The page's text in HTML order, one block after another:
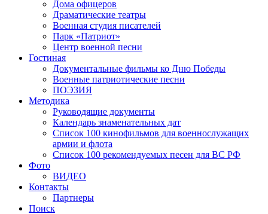
Дома офицеров
Драматические театры
Военная студия писателей
Парк «Патриот»
Центр военной песни
Гостиная
Документальные фильмы ко Дню Победы
Военные патриотические песни
ПОЭЗИЯ
Методика
Руководящие документы
Календарь знаменательных дат
Список 100 кинофильмов для военнослужащих
армии и флота
Список 100 рекомендуемых песен для ВС РФ
Фото
ВИДЕО
Контакты
Партнеры
Поиск